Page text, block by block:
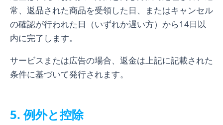
常、返品された商品を受領した日、またはキャンセル
の確認が行われた日（いずれか遅い方）から14日以
内に完了します。
サービスまたは広告の場合、返金は上記に記載された
条件に基づいて発行されます。
5. 例外と控除